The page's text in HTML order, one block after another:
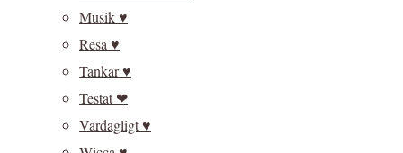
Musik ♥
Resa ♥
Tankar ♥
Testat ❤
Vardagligt ♥